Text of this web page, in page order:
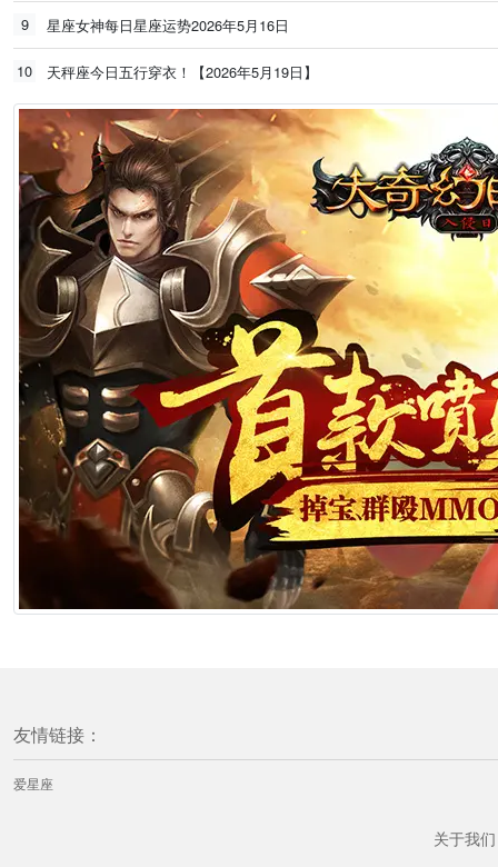
9 星座女神每日星座运势2026年5月16日
10 天秤座今日五行穿衣！【2026年5月19日】
友情链接：
爱星座
关于我们